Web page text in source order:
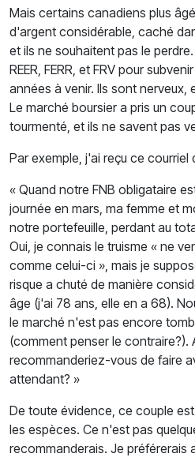
Mais certains canadiens plus
d'argent considérable, caché
et ils ne souhaitent pas le
REER, FERR, et FRV pour
années à venir. Ils sont
Le marché boursier a pris un
tourmenté, et ils ne savent pas
Par exemple, j'ai reçu ce courriel
« Quand notre FNB obligataire
journée en mars, ma femme et
notre portefeuille, perdant au
Oui, je connais le truisme « ne
comme celui-ci », mais je
risque a chuté de manière
âge (j'ai 78 ans, elle en a 68).
le marché n'est pas encore
(comment penser le contraire?).
recommanderiez-vous de faire
attendant? »
De toute évidence, ce couple
les espèces. Ce n'est pas
recommanderais. Je préférerais